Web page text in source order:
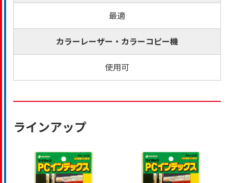
最適
カラーレーザー・カラーコピー機
使用可
ラインアップ